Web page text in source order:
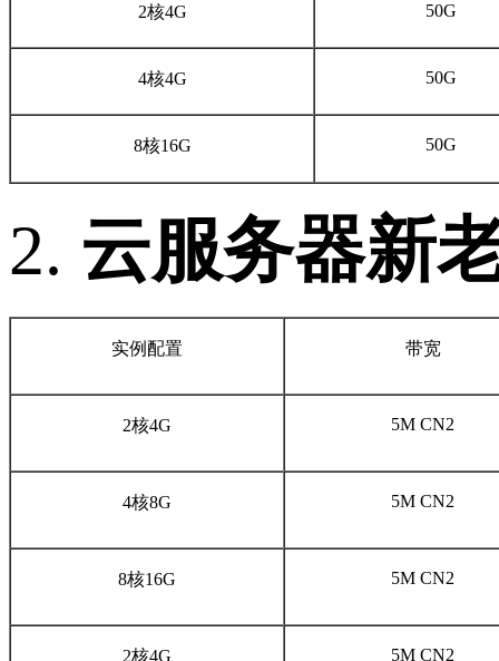
2核4G 50G
4核4G 50G
8核16G 50G
2. 云服务器新
实例配置 带宽
2核4G 5M CN2
4核8G 5M CN2
8核16G 5M CN2
2核4G 5M CN2